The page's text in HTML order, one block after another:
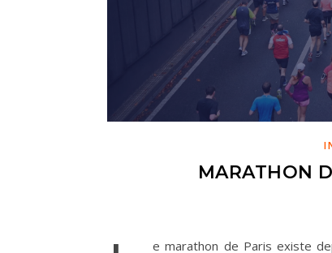
MARATHON
e marathon de Paris existe